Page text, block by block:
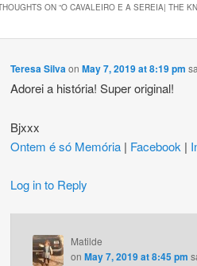
ON “O CAVALEIRO E A SEREIA| THE
Teresa SilvaonMay 7, 2019 at 8:19 pm
Adorei a história! Super original!
Bjxxx
Ontem é só Memória | Facebook |
Log in to Reply
Matilde
on May 7, 2019 at 8:45 pm